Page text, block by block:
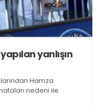
yanlışın
Hamza
nedeni ile